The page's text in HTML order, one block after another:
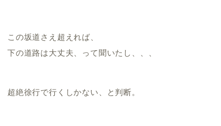
この坂道さえ超えれば、
下の道路は大丈夫、って聞いたし、、、
超絶徐行で行くしかない、と判断。